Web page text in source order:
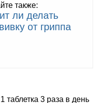
также:
ли делать
от гриппа
таблетка 3 раза в день